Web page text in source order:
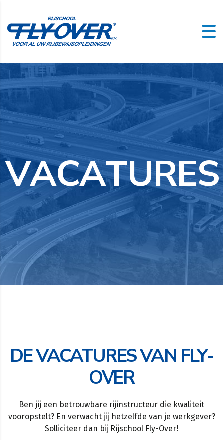
VACATURES
DE VACATURES VAN FLY-
OVER
Ben jij een betrouwbare rijinstructeur die kwaliteit
vooropstelt? En verwacht jij hetzelfde van je werkgever?
Solliciteer dan bij Rijschool Fly-Over!